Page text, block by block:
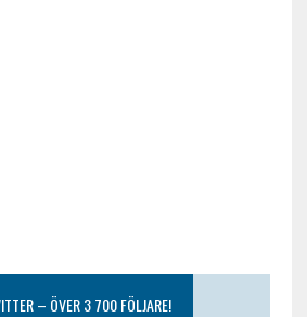
– ÖVER 3 700 FÖLJARE!